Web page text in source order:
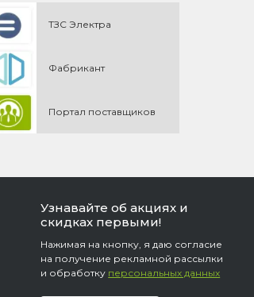
ТЗС Электра
Фабрикант
Портал поставщиков
Узнавайте об акциях и
скидках первыми!
Нажимая на кнопку, я даю согласие
на получение рекламной рассылки
и обработку персональных данных